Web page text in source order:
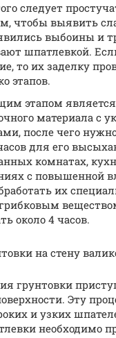
следует
чтобы выявить
выбоины и
шпатлевкой.
то их заделку
этапов.
этапом является
материала с
после чего
для его
комнатах,
с повышенной
их
около 4 часов.
на стену
грунтовки
Эту
и узких
необходимо